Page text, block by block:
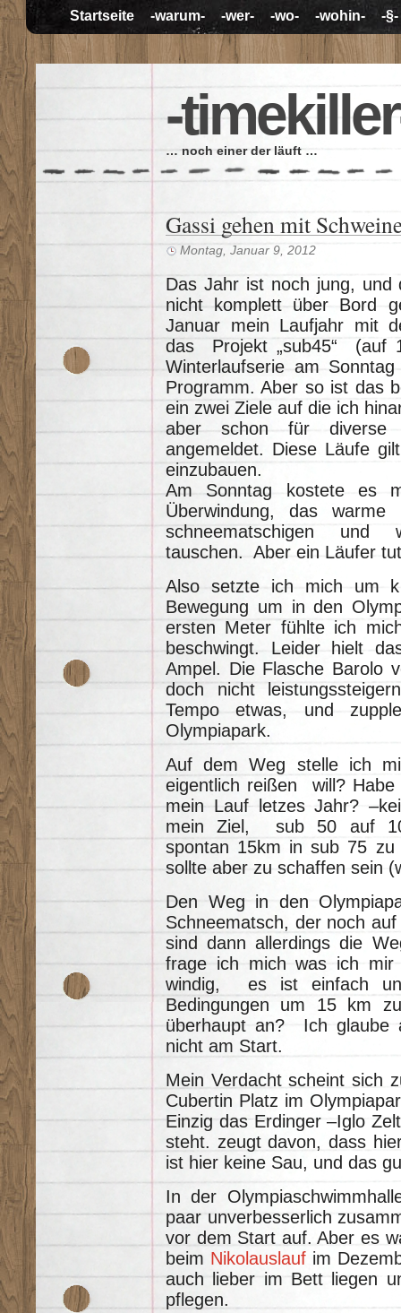
Startseite -warum- -wer- -wo- -wohin- -§-
-
… noch einer der läuft …
Gassi gehen mit
Montag, Januar 9, 2012
Das Jahr ist noch jung, und
nicht komplett über Bord
Januar mein Laufjahr mit
das Projekt „sub45“ (auf
Winterlaufserie am
Programm. Aber so ist das
ein zwei Ziele auf die ich
aber schon für diverse
angemeldet. Diese Läufe
einzubauen.
Am Sonntag kostete es
Überwindung, das
schneematschigen und
tauschen. Aber ein Läufer
Also setzte ich mich um
Bewegung um in den
ersten Meter fühlte ich
beschwingt. Leider hielt
Ampel. Die Flasche Barolo
doch nicht
Tempo etwas, und
Olympiapark.
Auf dem Weg stelle ich
eigentlich reißen will?
mein Lauf letzes Jahr?
mein Ziel, sub 50 auf
spontan 15km in sub 75
sollte aber zu schaffen sein
Den Weg in den
Schneematsch, der noch
sind dann allerdings die
frage ich mich was ich
windig, es ist einfach
Bedingungen um 15 km
überhaupt an? Ich glaube
nicht am Start.
Mein Verdacht scheint sich
Cubertin Platz im
Einzig das Erdinger –Iglo
steht. zeugt davon, dass
ist hier keine Sau, und das
In der
paar unverbesserlich
vor dem Start auf. Aber es
beim Nikolauslauf im
auch lieber im Bett liegen
pflegen.